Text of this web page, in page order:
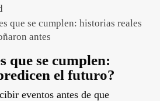
que se cumplen: historias reales
antes
que se cumplen:
el futuro?
eventos antes de que